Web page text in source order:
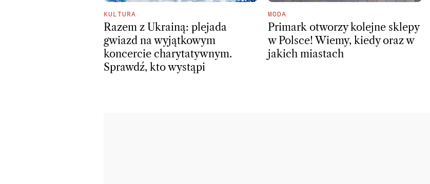
KULTURA
Razem z Ukrainą: plejada
gwiazd na wyjątkowym
koncercie charytatywnym.
Sprawdź, kto wystąpi
MODA
Primark otworzy kolejne sklepy
w Polsce! Wiemy, kiedy oraz w
jakich miastach